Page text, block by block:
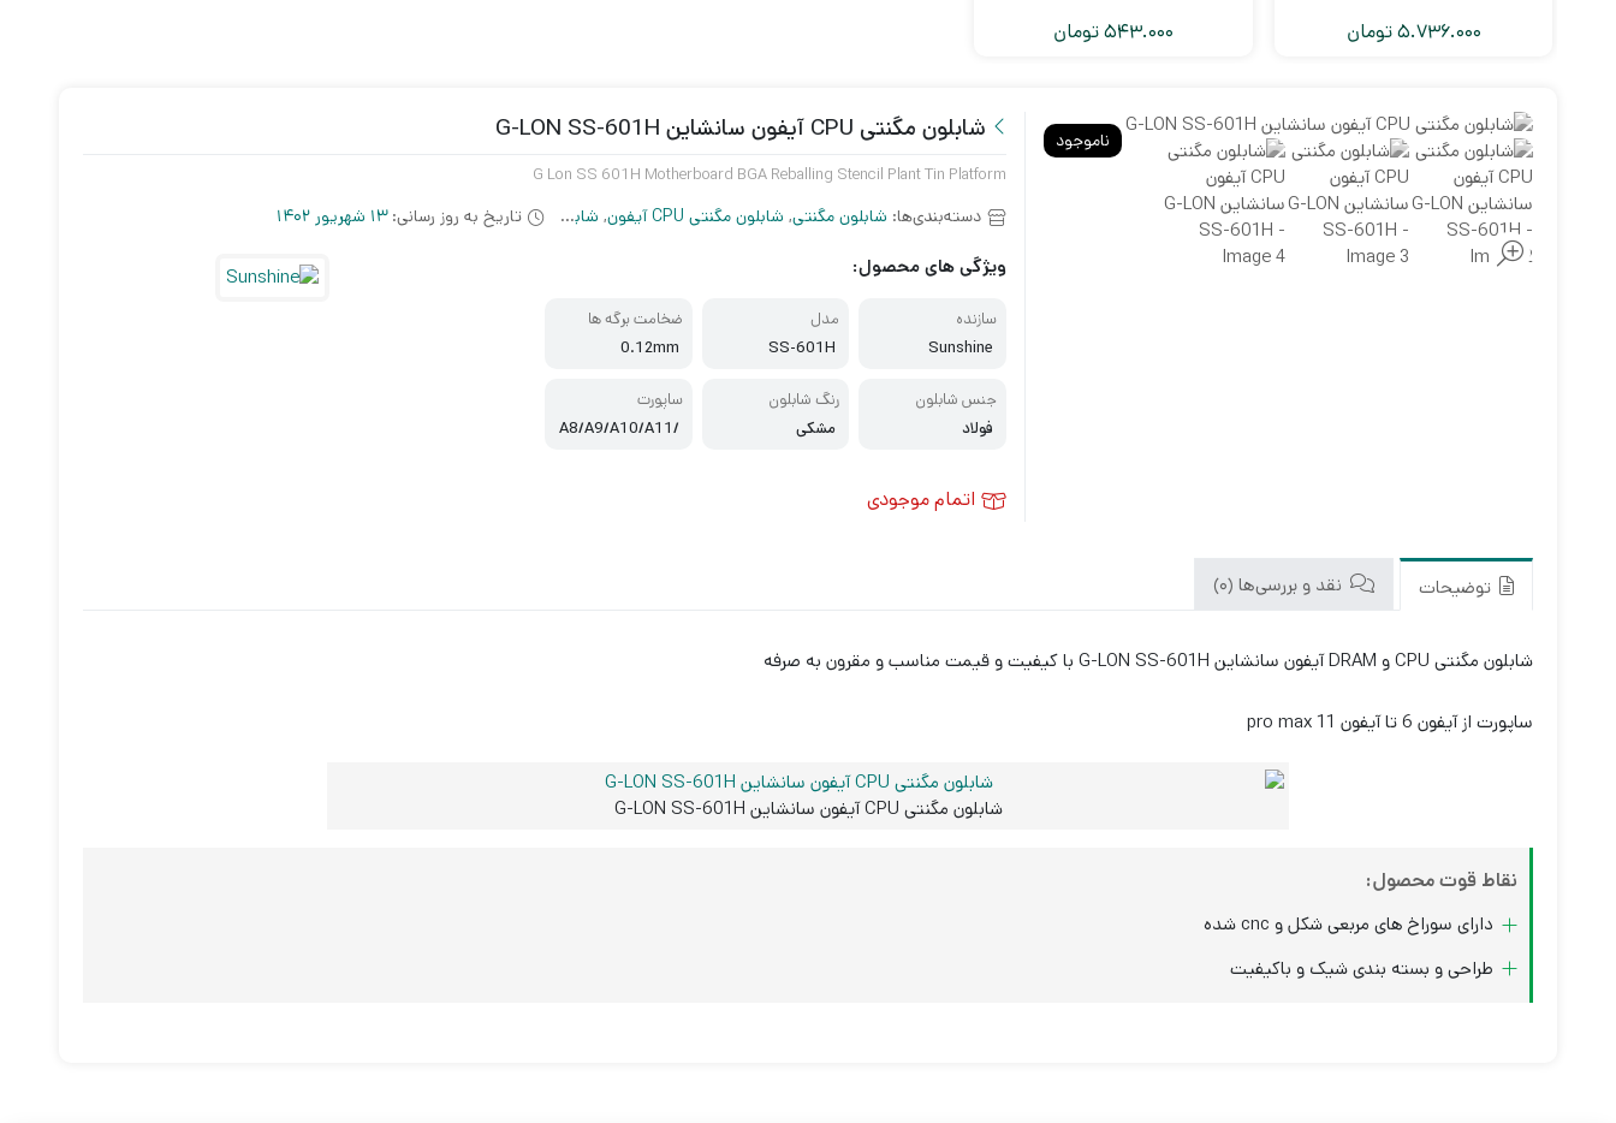
5.736.000تومان 543.000تومان
ناموجود شابلون مگنتی CPU آیفون سانشاین G-LON SS-601H
G Lon SS 601H Motherboard BGA Reballing Stencil Plant Tin Platform
دسته‌بندی‌ها: شابلون مگنتی, شابلون مگنتی CPU آیفون , شابلون موبایل تاریخ به روز رسانی:13 شهریور 1402
ویژگی های محصول:
سازنده
Sunshine
مدل
SS-601H
ضخامت برگه ها
0.12mm
جنس شابلون
فولاد
رنگ شابلون
مشکی
ساپورت
A8/A9/A10/A11/
اتمام موجودی
توضیحات نقد و بررسی‌ها (0)
شابلون مگنتی CPU و DRAM آیفون سانشاین G-LON SS-601H با کیفیت و قیمت مناسب و مقرون به صرفه
ساپورت از آیفون 6 تا آیفون 11 pro max
شابلون مگنتی CPU آیفون سانشاین G-LON SS-601H
نقاط قوت محصول:
دارای سوراخ های مربعی شکل و cnc شده
طراحی و بسته بندی شیک و باکیفیت